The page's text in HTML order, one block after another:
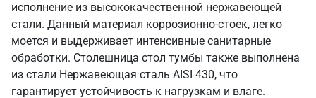
исполнение из высококачественной нержавеющей
стали. Данный материал коррозионно-стоек, легко
моется и выдерживает интенсивные санитарные
обработки. Столешница стол тумбы также выполнена
из стали Нержавеющая сталь AISI 430, что
гарантирует устойчивость к нагрузкам и влаге.